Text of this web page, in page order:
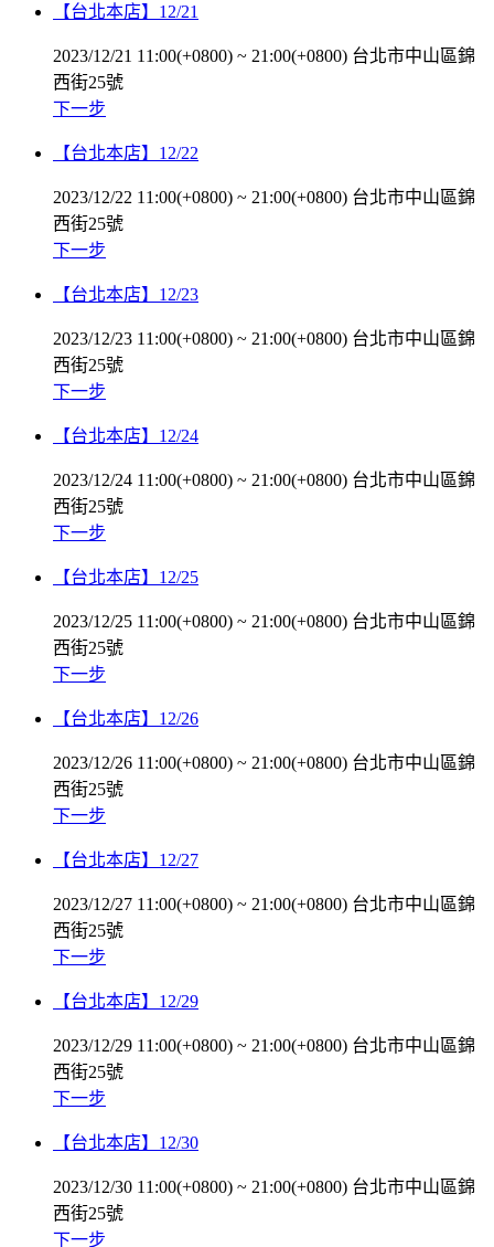
【台北本店】12/21
2023/12/21 11:00(+0800) ~ 21:00(+0800) 台北市中山區錦
西街25號
下一步
【台北本店】12/22
2023/12/22 11:00(+0800) ~ 21:00(+0800) 台北市中山區錦
西街25號
下一步
【台北本店】12/23
2023/12/23 11:00(+0800) ~ 21:00(+0800) 台北市中山區錦
西街25號
下一步
【台北本店】12/24
2023/12/24 11:00(+0800) ~ 21:00(+0800) 台北市中山區錦
西街25號
下一步
【台北本店】12/25
2023/12/25 11:00(+0800) ~ 21:00(+0800) 台北市中山區錦
西街25號
下一步
【台北本店】12/26
2023/12/26 11:00(+0800) ~ 21:00(+0800) 台北市中山區錦
西街25號
下一步
【台北本店】12/27
2023/12/27 11:00(+0800) ~ 21:00(+0800) 台北市中山區錦
西街25號
下一步
【台北本店】12/29
2023/12/29 11:00(+0800) ~ 21:00(+0800) 台北市中山區錦
西街25號
下一步
【台北本店】12/30
2023/12/30 11:00(+0800) ~ 21:00(+0800) 台北市中山區錦
西街25號
下一步